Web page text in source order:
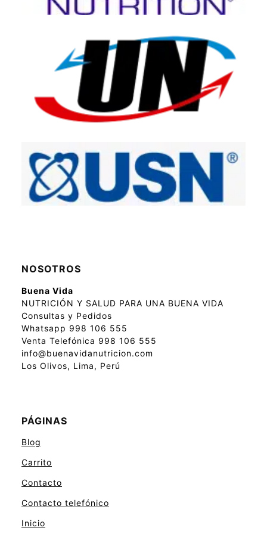
NOSOTROS
Buena Vida
NUTRICIÓN Y SALUD PARA UNA BUENA VIDA
Consultas y Pedidos
Whatsapp 998 106 555
Venta Telefónica 998 106 555
info@buenavidanutricion.com
Los Olivos, Lima, Perú
PÁGINAS
Blog
Carrito
Contacto
Contacto telefónico
Inicio